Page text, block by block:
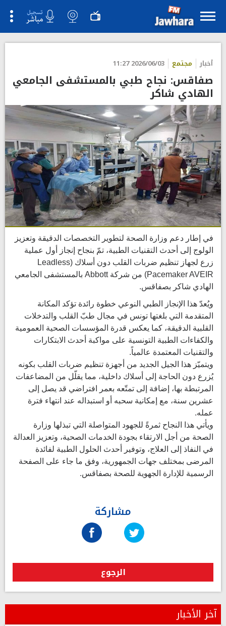
أخبار مجتمع 2026/06/03 11:27
صفاقس: نجاح طبي بالمستشفى الجامعي
الهادي شاكر
في إطار دعم وزارة الصحة لتطوير التخصصات الدقيقة وتعزيز
الولوج إلى أحدث التقنيات الطبية، تمّ بنجاح إنجاز أول عملية
زرع لجهاز تنظيم ضربات القلب دون أسلاك (Leadless
Pacemaker AVEIR) من شركة Abbott بالمستشفى الجامعي
الهادي شاكر بصفاقس.
ويُعدّ هذا الإنجاز الطبي النوعي خطوة رائدة تؤكد المكانة
المتقدمة التي بلغتها تونس في مجال طبّ القلب والتدخلات
القلبية الدقيقة، كما يعكس قدرة المؤسسات الصحية العمومية
والكفاءات الطبية التونسية على مواكبة أحدث الابتكارات
والتقنيات المعتمدة عالمياً.
ويتميّز هذا الجيل الجديد من أجهزة تنظيم ضربات القلب بكونه
يُزرع دون الحاجة إلى أسلاك داخلية، مما يقلّل من المضاعفات
المرتبطة بها، إضافة إلى تمتّعه بعمر افتراضي قد يصل إلى
عشرين سنة، مع إمكانية سحبه أو استبداله عند انتهاء فترة
عمله.
ويأتي هذا النجاح ثمرةً للجهود المتواصلة التي تبذلها وزارة
الصحة من أجل الارتقاء بجودة الخدمات الصحية، وتعزيز العدالة
في النفاذ إلى العلاج، وتوفير أحدث الحلول الطبية لفائدة
المرضى بمختلف جهات الجمهورية، وفق ما جاء على الصفحة
الرسمية للإدارة الجهوية للصحة بصفاقس.
مشاركة
الرجوع
آخر الأخبار